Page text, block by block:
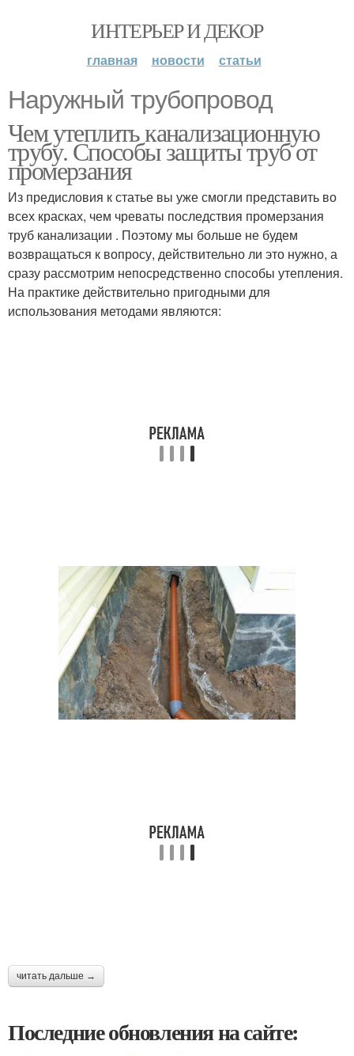
ИНТЕРЬЕР И ДЕКОР
главная новости статьи
Наружный трубопровод
Чем утеплить канализационную
трубу. Способы защиты труб от
промерзания
Из предисловия к статье вы уже смогли представить во
всех красках, чем чреваты последствия промерзания
труб канализации . Поэтому мы больше не будем
возвращаться к вопросу, действительно ли это нужно, а
сразу рассмотрим непосредственно способы утепления.
На практике действительно пригодными для
использования методами являются:
читать дальше →
Последние обновления на сайте: